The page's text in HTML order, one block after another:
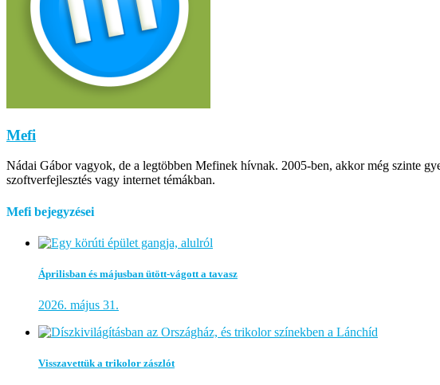
Mefi
Nádai Gábor vagyok, de a legtöbben Mefinek hívnak. 2005-ben, akkor még szinte
szoftverfejlesztés vagy internet témákban.
Mefi bejegyzései
Áprilisban és májusban ütött-vágott a tavasz
2026. május 31.
Visszavettük a trikolor zászlót